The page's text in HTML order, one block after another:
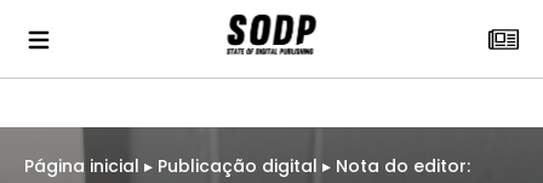
Página inicial ▸ Publicação digital ▸ Nota do editor: